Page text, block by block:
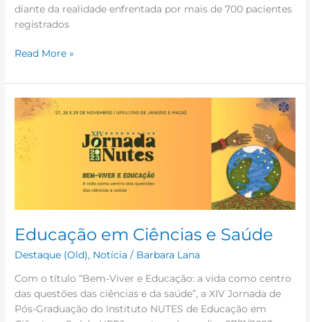
diante da realidade enfrentada por mais de 700 pacientes
registrados
Read More »
Educação em Ciências e Saúde
Destaque (Old), Notícia / Barbara Lana
Com o título “Bem-Viver e Educação: a vida como centro
das questões das ciências e da saúde”, a XIV Jornada de
Pós-Graduação do Instituto NUTES de Educação em
Educação
em
Ciências
e